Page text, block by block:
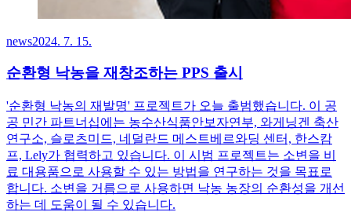
news2024. 7. 15.
순환형 낙농을 재창조하는 PPS 출시
'순환형 낙농의 재발명' 프로젝트가 오늘 출범했습니다. 이 공
공 민간 파트너십에는 농수산식품안보자연부, 와게닝겐 축산
연구소, 슬로츠미드, 네덜란드 메스트베르와딩 센터, 한스캄
프, Lely가 협력하고 있습니다. 이 시범 프로젝트는 소변을 비
료 대용품으로 사용할 수 있는 방법을 연구하는 것을 목표로
합니다. 소변을 거름으로 사용하면 낙농 농장의 순환성을 개선
하는 데 도움이 될 수 있습니다.